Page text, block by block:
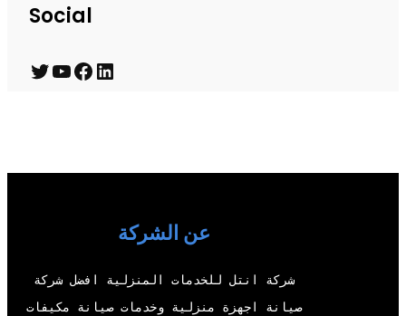
Social
T
t
Y
T
F
e
k
L
k
n
عن الشركة
شركة انتل للخدمات المنزلية افضل شركة
صيانة اجهزة منزلية وخدمات صيانة مكيفات